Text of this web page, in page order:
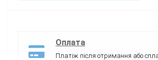
Оплата
Платіж після отримання або